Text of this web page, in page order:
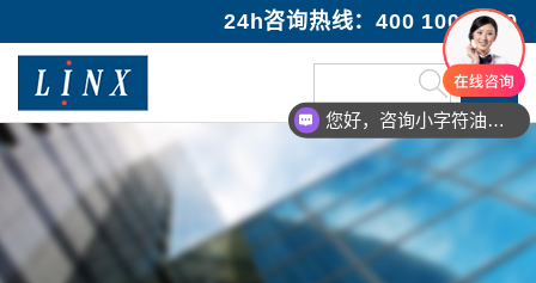
24h咨询热线：400 100 1089
您好，咨询小字符油墨喷码机